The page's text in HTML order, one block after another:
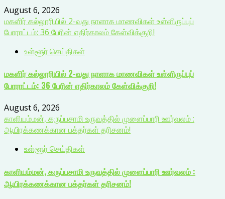
August 6, 2026
மகளிர் கல்லூரியில் 2-வது நாளாக மாணவிகள் உள்ளிருப்புப்
போராட்டம்: 36 பேரின் எதிர்காலம் கேள்விக்குறி!
உள்ளூர் செய்திகள்
மகளிர் கல்லூரியில் 2-வது நாளாக மாணவிகள் உள்ளிருப்புப்
போராட்டம்: 36 பேரின் எதிர்காலம் கேள்விக்குறி!
August 6, 2026
காளியம்மன், கருப்பசாமி உருவத்தில் முளைப்பாரி ஊர்வலம் :
ஆயிரக்கணக்கான பக்தர்கள் தரிசனம்!
உள்ளூர் செய்திகள்
காளியம்மன், கருப்பசாமி உருவத்தில் முளைப்பாரி ஊர்வலம் :
ஆயிரக்கணக்கான பக்தர்கள் தரிசனம்!